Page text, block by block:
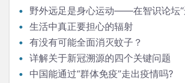
野外远足是身心运动——在智识论坛“
发言生活中真正要担心的辐射
有没有可能全面消灭蚊子？
详解关于新冠溯源的四个关键问题
中国能通过“群体免疫”走出疫情吗?